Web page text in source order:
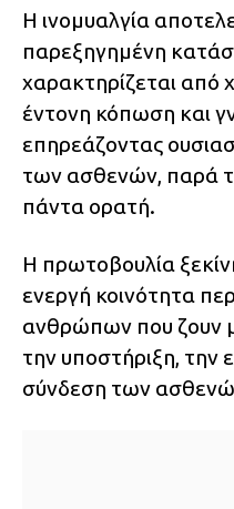
Η ινομυαλγία
παρεξηγημένη
χαρακτηρίζεται από
έντονη κόπωση και
επηρεάζοντας
των ασθενών, παρά
πάντα ορατή.
Η πρωτοβουλία
ενεργή κοινότητα
ανθρώπων που ζουν
την υποστήριξη, την
σύνδεση των